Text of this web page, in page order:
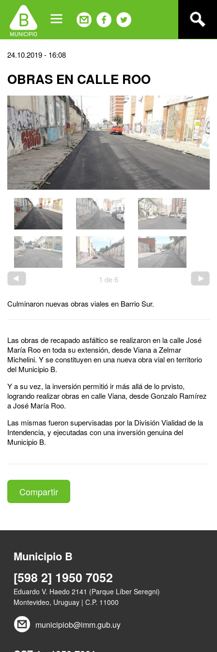
navigation
Back
top
24.10.2019 - 16:08
OBRAS EN CALLE ROO
1 de 6
Culminaron nuevas obras viales en Barrio Sur.
Las obras de recapado asfáltico se realizaron en la calle José
María Roo en toda su extensión, desde Viana a Zelmar
Michelini. Y se constituyen en una nueva obra vial en territorio
del Municipio B.
Y a su vez, la inversión permitió ir más allá de lo prvisto,
logrando realizar obras en calle Viana, desde Gonzalo Ramírez
a José María Roo.
Las mismas fueron supervisadas por la División Vialidad de la
Intendencia, y ejecutadas con una inversión genuina del
Municipio B.
Compartir
Municipio B
[598 2] 1950 7052
Eduardo V. Haedo 2141 (Parque Líber Seregni)
Montevideo, Uruguay | C.P. 11000
municipiob@imm.gub.uy